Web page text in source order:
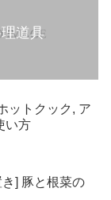
道具
ットクック, ア
い方
] 豚と根菜の